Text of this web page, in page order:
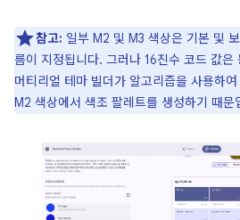
참고: 일부 M2 및 M3 색상은 기본 및
름이 지정됩니다. 그러나 16진수 코드 값은
머티리얼 테마 빌더가 알고리즘을 사용하
M2 색상에서 색조 팔레트를 생성하기 때문